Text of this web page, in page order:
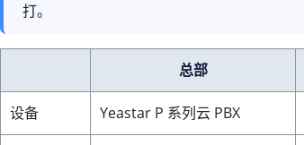
打。
总部
设备 Yeastar P 系列云 PBX